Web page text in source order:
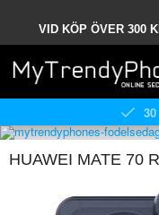
VID KÖP ÖVER 300
HUAWEI MATE 70